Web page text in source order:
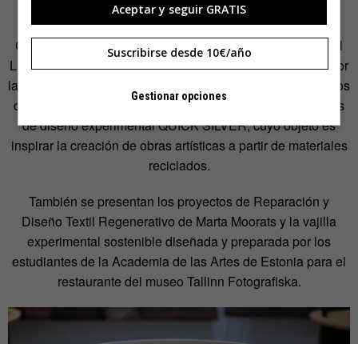
Entre los proyectos seleccionados por la comisaria Ilona
Gurjanova hay para todos los gustos. Desde el trabajo del
Laboratorio de Diseño y Materiales Sostenibles, dirigido por
la investigadora Reet Aus y que contiene ejemplos prácticos
de circularidad de residuos textiles, a la serie de proyectos
de diseño experimental QUICK SILVER, cuyo objeto es
inspirar la creación de obras artísticas a partir de materiales
reciclados.
También se presentan los proyectos de Reparación y
Diseño Textil Regenerativo de Marta Moorats y la vajilla
experimental sostenible diseñada y preparada por los
estudiantes de la Academia de las Artes de Estonia para el
restaurante del museo Tallinn Fotografiska.
Aceptar y seguir GRATIS
Suscribirse desde 10€/año
Gestionar opciones